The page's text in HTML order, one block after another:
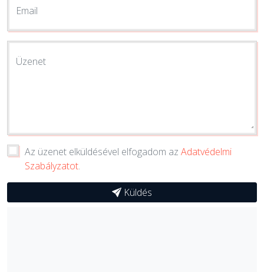
Email
Üzenet
Az üzenet elküldésével elfogadom az Adatvédelmi
Szabályzatot.
Küldés